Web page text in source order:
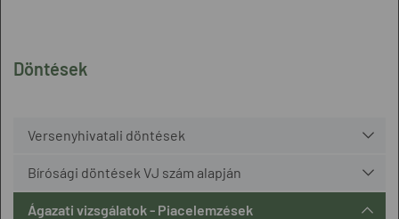
Döntések
Versenyhivatali döntések
Bírósági döntések VJ szám alapján
Ágazati vizsgálatok - Piacelemzések